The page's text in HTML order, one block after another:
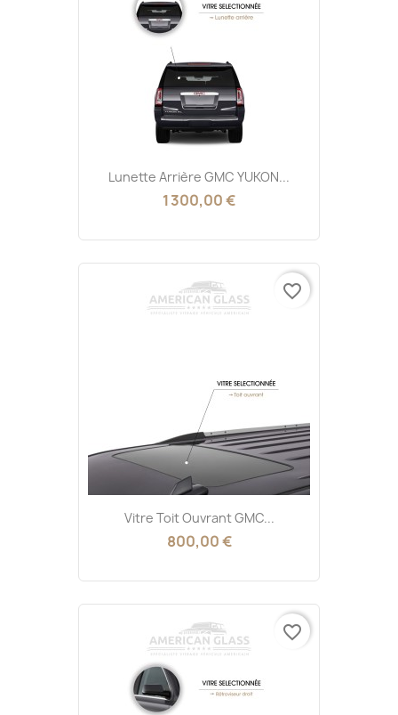
Lunette Arrière GMC YUKON...
1 300,00 €
Vitre Toit Ouvrant GMC...
800,00 €
favorite_border
favorite_border